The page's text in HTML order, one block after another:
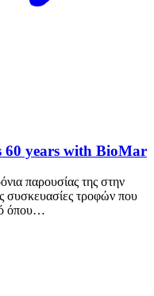
60 years with BioMar
παρουσίας της στην
συσκευασίες τροφών που
όπου…